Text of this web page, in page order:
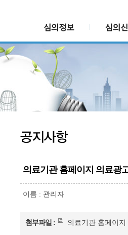
의료기관 홈페이지 의료광
이름 : 관리자
첨부파일 : 의료기관 홈페이